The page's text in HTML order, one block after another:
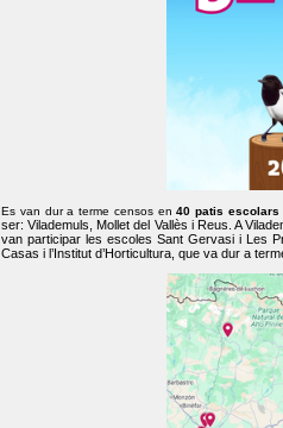
Es van dur a terme censos en40 patis escolars
ser: Vilademuls, Mollet del Vallès i Reus. A
van participar les escoles Sant Gervasi i Les
Casas i l’Institut d’Horticultura, que va dur a